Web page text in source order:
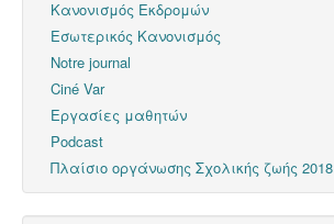
Κανονισμός Εκδρομών
Εσωτερικός Κανονισμός
Notre journal
Ciné Var
Εργασίες μαθητών
Podcast
Πλαίσιο οργάνωσης Σχολικής ζωής 2018